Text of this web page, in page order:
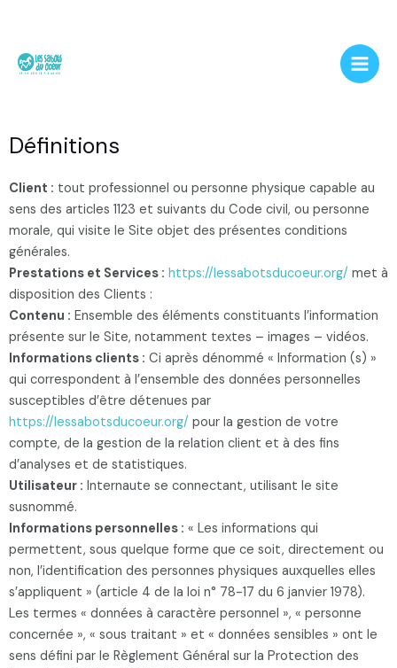
contenu
Définitions
Client : tout professionnel ou personne physique capable au
sens des articles 1123 et suivants du Code civil, ou personne
morale, qui visite le Site objet des présentes conditions
générales.
Prestations et Services : https://lessabotsducoeur.org/ met à
disposition des Clients :
Contenu : Ensemble des éléments constituants l’information
présente sur le Site, notamment textes – images – vidéos.
Informations clients : Ci après dénommé « Information (s) »
qui correspondent à l’ensemble des données personnelles
susceptibles d’être détenues par
https://lessabotsducoeur.org/ pour la gestion de votre
compte, de la gestion de la relation client et à des fins
d’analyses et de statistiques.
Utilisateur : Internaute se connectant, utilisant le site
susnommé.
Informations personnelles : « Les informations qui
permettent, sous quelque forme que ce soit, directement ou
non, l’identification des personnes physiques auxquelles elles
s’appliquent » (article 4 de la loi n° 78-17 du 6 janvier 1978).
Les termes « données à caractère personnel », « personne
concernée », « sous traitant » et « données sensibles » ont le
sens défini par le Règlement Général sur la Protection des